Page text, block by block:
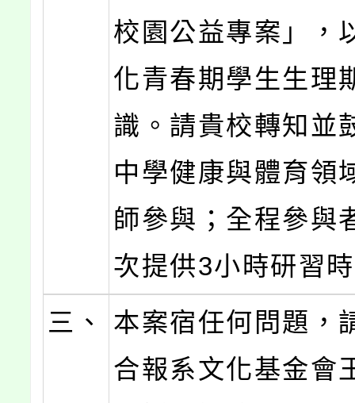
校園公益專案」，
化青春期學生生理
識。請貴校轉知並
中學健康與體育領
師參與；全程參與
次提供3小時研習
三、
本案宿任何問題，
合報系文化基金會